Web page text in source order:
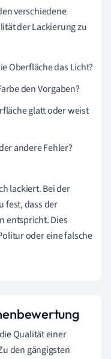
verschiedene
der Lackierung zu
Oberfläche das Licht?
den Vorgaben?
glatt oder weist
andere Fehler?
lackiert. Bei der
fest, dass der
entspricht. Dies
oder eine falsche
Qualität einer
den gängigsten